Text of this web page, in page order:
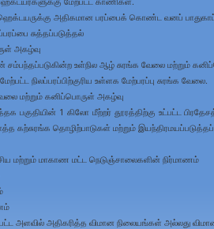
அதிகமான பரப்பைக் கொண்ட வனப்
சுத்தப்படுத்தல்
அகழ்வு
சம்பந்தப்படுகின்ற உள்நில ஆழ் சுரங்க வேலை மற்றும்
நிலப்பரப்பிற்குரிய உள்ளக மேற்பரப்பு சுரங்க வேலை.
மற்றும் கனிப்பொருள் அகழ்வு
1 கிலோ மீற்றர் தூரத்திற்கு உட்பட்ட
தொழிற்பாடுகள் மற்றும்
மற்றும் மாகாண மட்ட நெடுஞ்சாலைகளின் நிர்மாணம்
அளவில் அதிகரித்த விமான நிலையங்கள் அல்லது